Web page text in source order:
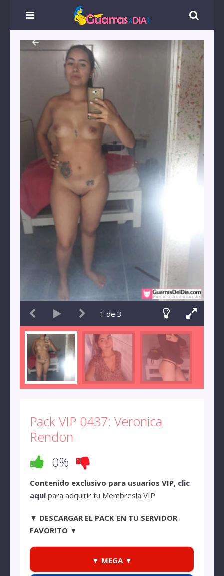
1 de 3
Pack VIP 0437: Veronica
Rendon
0%
Contenido exclusivo para usuarios VIP, clic
aquípara adquirir tu Membresía VIP
▼ DESCARGAR EL PACK EN TU SERVIDOR
FAVORITO ▼
▼ MEGA ▼